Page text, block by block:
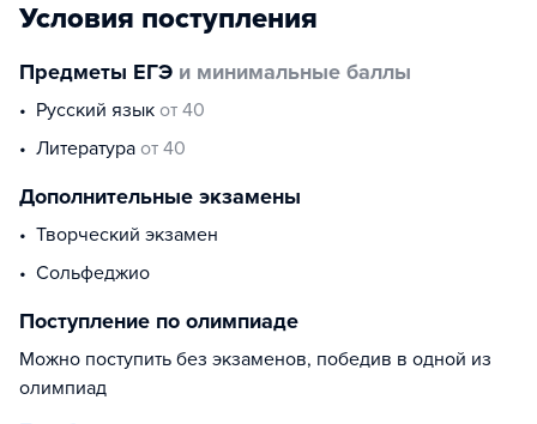
Условия поступления
Предметы ЕГЭ и минимальные баллы
русский язык от 40
литература от 40
Дополнительные экзамены
творческий экзамен
сольфеджио
Поступление по олимпиаде
Можно поступить без экзаменов, победив в одной из
олимпиад